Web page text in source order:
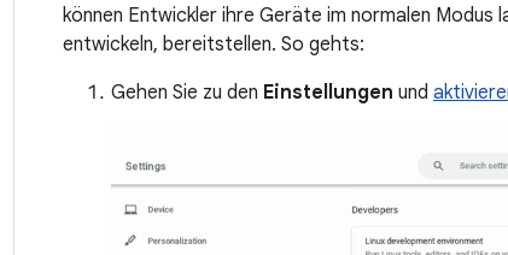
können Entwickler ihre Geräte im normalen Modus
entwickeln, bereitstellen. So gehts:
Gehen Sie zu den Einstellungen und